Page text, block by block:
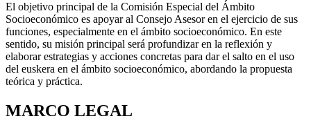
El objetivo principal de la Comisión Especial del Ámbito
Socioeconómico es apoyar al Consejo Asesor en el ejercicio de sus
funciones, especialmente en el ámbito socioeconómico. En este
sentido, su misión principal será profundizar en la reflexión y
elaborar estrategias y acciones concretas para dar el salto en el uso
del euskera en el ámbito socioeconómico, abordando la propuesta
teórica y práctica.
MARCO LEGAL